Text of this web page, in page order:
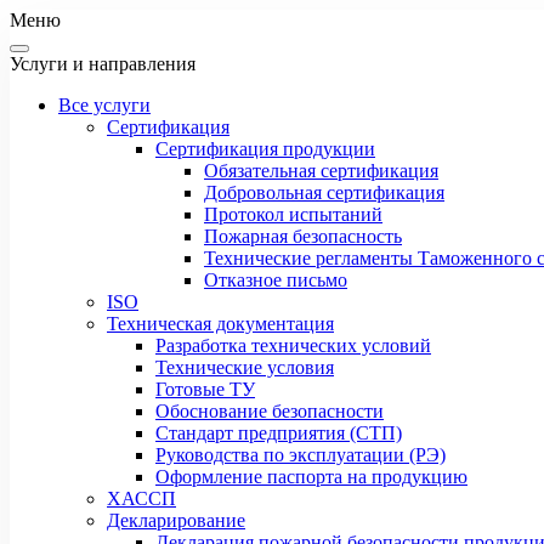
Меню
Услуги и направления
Все услуги
Сертификация
Сертификация продукции
Обязательная сертификация
Добровольная сертификация
Протокол испытаний
Пожарная безопасность
Технические регламенты Таможенного
Отказное письмо
ISO
Техническая документация
Разработка технических условий
Технические условия
Готовые ТУ
Обоснование безопасности
Стандарт предприятия (СТП)
Руководства по эксплуатации (РЭ)
Оформление паспорта на продукцию
ХАССП
Декларирование